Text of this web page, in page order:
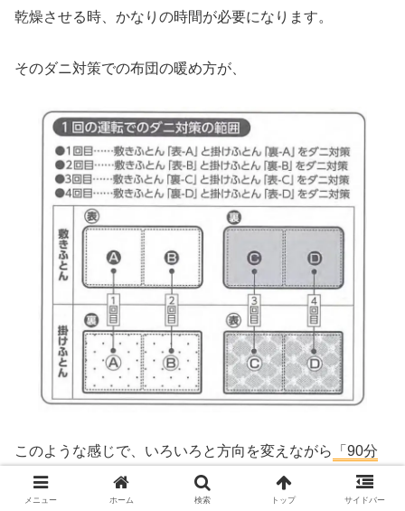
乾燥させる時、かなりの時間が必要になります。
そのダニ対策での布団の暖め方が、
このような感じで、いろいろと方向を変えながら
「90分
×4回」
もしないといけない。
メニュー ホーム 検索 トップ サイドバー